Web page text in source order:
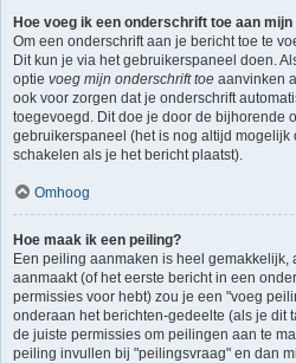
Hoe voeg ik een onderschrift toe aan
Om een onderschrift aan je bericht toe te
Dit kun je via het gebruikerspaneel doen.
optie voeg mijn onderschrift toe aanvinken
ook voor zorgen dat je onderschrift
toegevoegd. Dit doe je door de bijhorende
gebruikerspaneel (het is nog altijd mogelijk
schakelen als je het bericht plaatst).
Omhoog
Hoe maak ik een peiling?
Een peiling aanmaken is heel
aanmaakt (of het eerste bericht in een
permissies voor hebt) zou je een "voeg
onderaan het berichten-gedeelte (als je dit
de juiste permissies om peilingen aan te
peiling invullen bij "peilingsvraag" en dan